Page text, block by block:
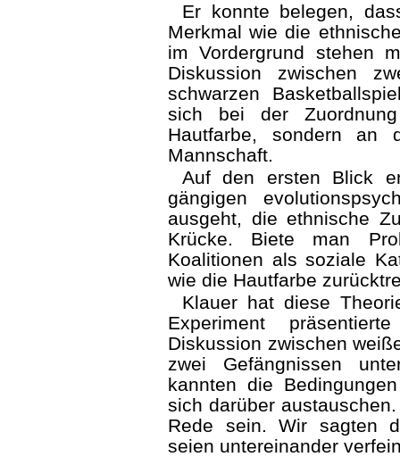
Er konnte belegen,
Merkmal wie die
im Vordergrund stehen
Diskussion zwischen
schwarzen
sich bei der
Hautfarbe, sondern an
Mannschaft.
Auf den ersten Blick
gängigen
ausgeht, die ethnische
Krücke. Biete man
Koalitionen als soziale
wie die Hautfarbe
Klauer hat diese
Experiment
Diskussion zwischen
zwei Gefäng­nissen
kannten die
sich darüber
Rede sein. Wir sagten
seien untereinander